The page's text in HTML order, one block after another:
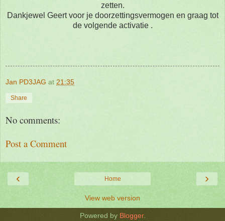
zetten.
Dankjewel Geert voor je doorzettingsvermogen en graag tot
de volgende activatie .
Jan PD3JAG at 21:35
Share
No comments:
Post a Comment
‹ ›
Home
View web version
Powered by Blogger.